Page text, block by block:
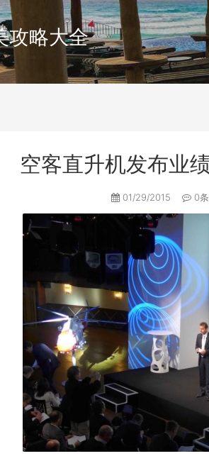
攻略大全
空客直升机发布业
01/29/2015 0